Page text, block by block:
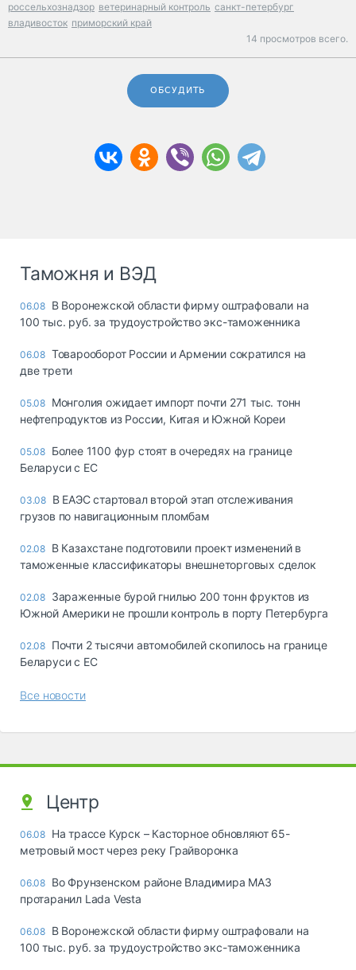
россельхознадзор ветеринарный контроль санкт-петербург
владивосток приморский край
14 просмотров всего.
ОБСУДИТЬ
Таможня и ВЭД
06.08 В Воронежской области фирму оштрафовали на
100 тыс. руб. за трудоустройство экс-таможенника
06.08 Товарооборот России и Армении сократился на
две трети
05.08 Монголия ожидает импорт почти 271 тыс. тонн
нефтепродуктов из России, Китая и Южной Кореи
05.08 Более 1100 фур стоят в очередях на границе
Беларуси с ЕС
03.08 В ЕАЭС стартовал второй этап отслеживания
грузов по навигационным пломбам
02.08 В Казахстане подготовили проект изменений в
таможенные классификаторы внешнеторговых сделок
02.08 Зараженные бурой гнилью 200 тонн фруктов из
Южной Америки не прошли контроль в порту Петербурга
02.08 Почти 2 тысячи автомобилей скопилось на границе
Беларуси с ЕС
Все новости
Центр
06.08 На трассе Курск – Касторное обновляют 65-
метровый мост через реку Грайворонка
06.08 Во Фрунзенском районе Владимира МАЗ
протаранил Lada Vesta
06.08 В Воронежской области фирму оштрафовали на
100 тыс. руб. за трудоустройство экс-таможенника